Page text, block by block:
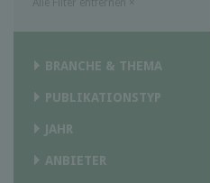
BRANCHE & THEMA
PUBLIKATIONSTYP
JAHR
ANBIETER